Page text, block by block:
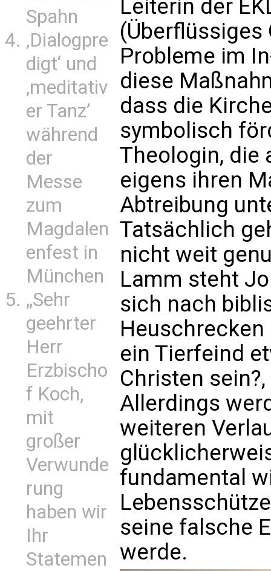
Spahn
‚Dialogpre
digt‘ und
‚meditativ
er Tanz’
während
der
Messe
zum
Magdalen
enfest in
München
„Sehr
geehrter
Herr
Erzbischo
f Koch,
mit
großer
Verwunde
rung
haben wir
Ihr
Statemen
Leiterin der
(Überflüssiges
Probleme im
diese
dass die
symbolisch
Theologin, die
eigens ihren
Abtreibung
Tatsächlich
nicht weit
Lamm steht
sich nach
ein Tierfeind
Christen
Allerdings
weiteren
fundamental
seine falsche
werde.